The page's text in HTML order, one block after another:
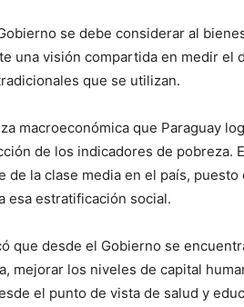
se debe considerar al
una visión compartida en medir el
que se utilizan.
macroeconómica que Paraguay
de los indicadores de pobreza.
la clase media en el país, puesto
esa estratificación social.
que desde el Gobierno se
mejorar los niveles de capital
el punto de vista de salud y